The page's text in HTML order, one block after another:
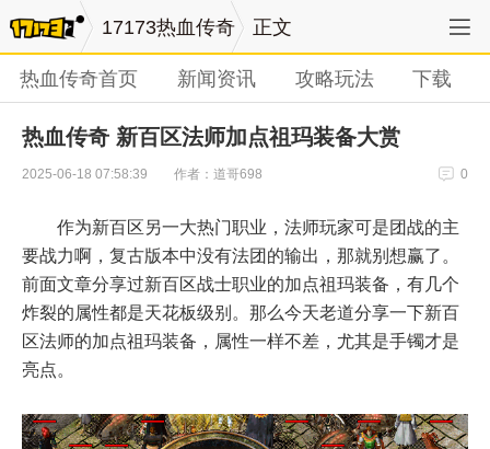
17173热血传奇 正文
热血传奇首页 新闻资讯 攻略玩法 下载
热血传奇 新百区法师加点祖玛装备大赏
2025-06-18 07:58:39 作者：道哥698 0
作为新百区另一大热门职业，法师玩家可是团战的主
要战力啊，复古版本中没有法团的输出，那就别想赢了。
前面文章分享过新百区战士职业的加点祖玛装备，有几个
炸裂的属性都是天花板级别。那么今天老道分享一下新百
区法师的加点祖玛装备，属性一样不差，尤其是手镯才是
亮点。